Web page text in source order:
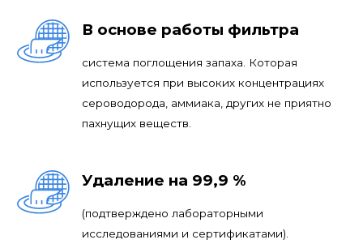
В основе работы фильтра
система поглощения запаха. Которая
используется при высоких концентрациях
сероводорода, аммиака, других не приятно
пахнущих веществ.
Удаление на 99,9 %
(подтверждено лабораторными
исследованиями и сертификатами).